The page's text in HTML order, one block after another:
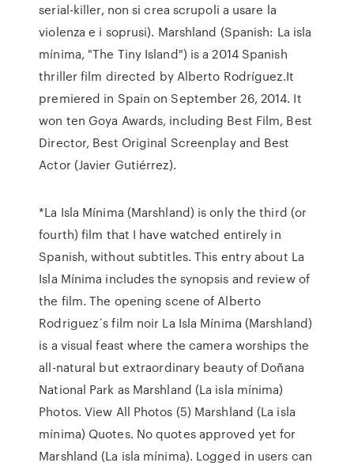
serial-killer, non si crea scrupoli a usare la
violenza e i soprusi). Marshland (Spanish: La isla
mínima, "The Tiny Island") is a 2014 Spanish
thriller film directed by Alberto Rodríguez.It
premiered in Spain on September 26, 2014. It
won ten Goya Awards, including Best Film, Best
Director, Best Original Screenplay and Best
Actor (Javier Gutiérrez).
*La Isla Mínima (Marshland) is only the third (or
fourth) film that I have watched entirely in
Spanish, without subtitles. This entry about La
Isla Mínima includes the synopsis and review of
the film. The opening scene of Alberto
Rodriguez´s film noir La Isla Mínima (Marshland)
is a visual feast where the camera worships the
all-natural but extraordinary beauty of Doñana
National Park as Marshland (La isla mínima)
Photos. View All Photos (5) Marshland (La isla
mínima) Quotes. No quotes approved yet for
Marshland (La isla mínima). Logged in users can